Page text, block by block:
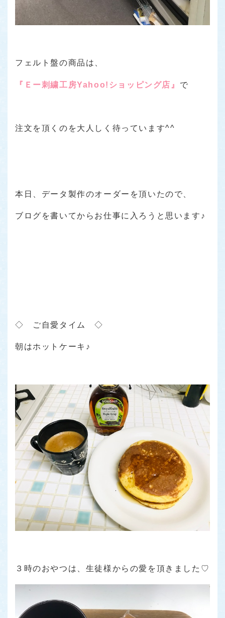
フェルト盤の商品は、
『Ｅー刺繍工房Yahoo!ショッピング店』 で
注文を頂くのを大人しく待っています^^
本日、データ製作のオーダーを頂いたので、
ブログを書いてからお仕事に入ろうと思います♪
◇ ご自愛タイム ◇
朝はホットケーキ♪
３時のおやつは、生徒様からの愛を頂きました♡